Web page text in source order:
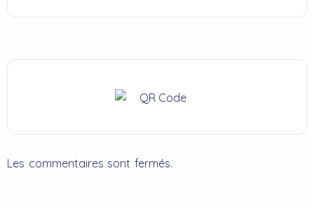
Les commentaires sont fermés.